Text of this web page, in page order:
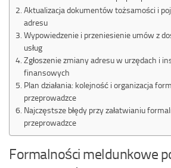
Aktualizacja dokumentów tożsamości i
adresu
Wypowiedzenie i przeniesienie umów z
usług
Zgłoszenie zmiany adresu w urzędach i
finansowych
Plan działania: kolejność i organizacja
przeprowadzce
Najczęstsze błędy przy załatwianiu
przeprowadzce
Formalności meldunkowe